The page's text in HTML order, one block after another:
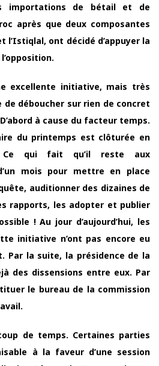
importations de bétail et de
après que deux composantes
l’Istiqlal, ont décidé d’appuyer la
excellente initiative, mais très
déboucher sur rien de concret
à cause du facteur temps.
du printemps est clôturée en
qui fait qu’il reste aux
mois pour mettre en place
auditionner des dizaines de
rapports, les adopter et publier
! Au jour d’aujourd’hui, les
initiative n’ont pas encore eu
Par la suite, la présidence de la
des dissensions entre eux. Par
le bureau de la commission
de temps. Certaines parties
à la faveur d’une session